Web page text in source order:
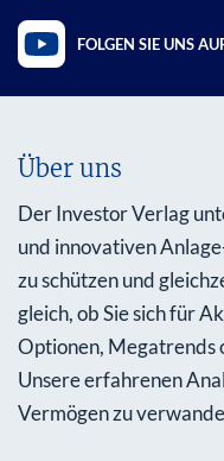
FOLGEN SIE UNS
Über uns
Der Investor Verlag
und innovativen
zu schützen und
gleich, ob Sie sich für
Optionen, Megatrends
Unsere erfahrenen
Vermögen zu